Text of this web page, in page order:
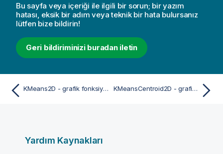
Bu sayfa veya içeriği ile ilgili bir sorun; bir yazım
hatası, eksik bir adım veya teknik bir hata bulursanız
lütfen bize bildirin!
Geri bildiriminizi buradan iletin
KMeans2D - grafik fonksiyonu KMeansCentroid2D - grafik fonksiyonu
Yardım Kaynakları